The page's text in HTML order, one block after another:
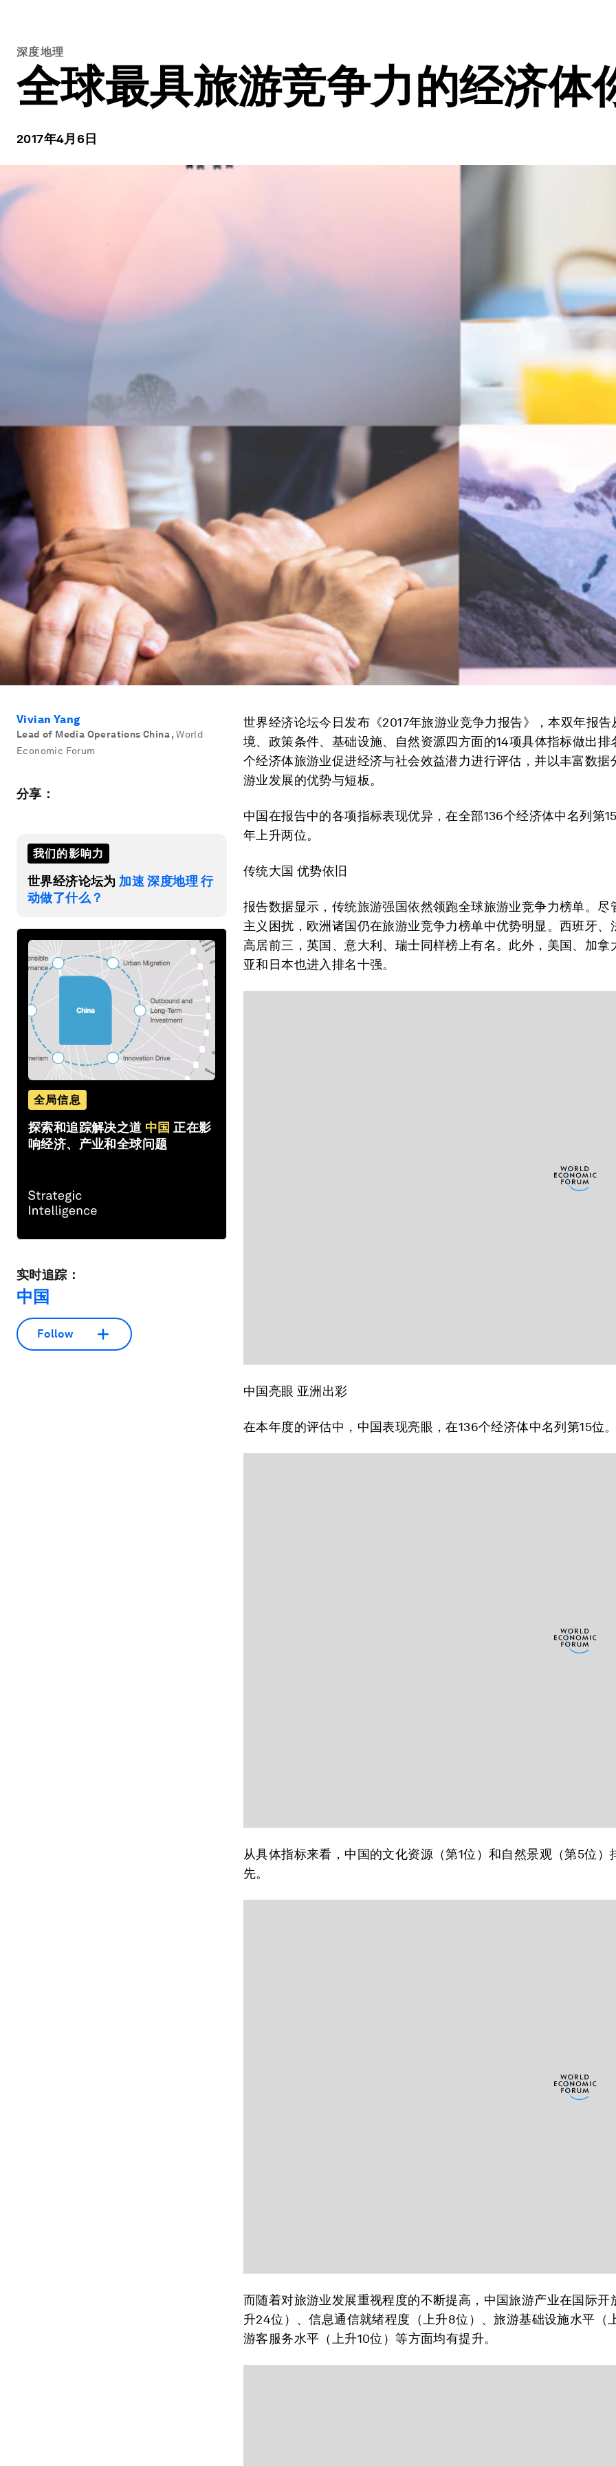
深度地理
全球最具旅游竞争力的经济体
2017年4月6日
Vivian Yang
Lead of Media Operations China, World
Economic Forum
分享：
我们的影响力
世界经济论坛为 加速 深度地理 行
动做了什么？
全局信息
探索和追踪解决之道 中国 正在影
响经济、产业和全球问题
实时追踪：
中国
Follow
世界经济论坛今日发布《2017年旅游业竞争力报告》，本双年报告
境、政策条件、基础设施、自然资源四方面的14项具体指标做出排
个经济体旅游业促进经济与社会效益潜力进行评估，并以丰富数据
游业发展的优势与短板。
中国在报告中的各项指标表现优异，在全部136个经济体中名列第
年上升两位。
传统大国 优势依旧
报告数据显示，传统旅游强国依然领跑全球旅游业竞争力榜单。尽
主义困扰，欧洲诸国仍在旅游业竞争力榜单中优势明显。西班牙、
高居前三，英国、意大利、瑞士同样榜上有名。此外，美国、加拿
亚和日本也进入排名十强。
中国亮眼 亚洲出彩
在本年度的评估中，中国表现亮眼，在136个经济体中名列第15位
从具体指标来看，中国的文化资源（第1位）和自然景观（第5位）
先。
而随着对旅游业发展重视程度的不断提高，中国旅游产业在国际开
升24位）、信息通信就绪程度（上升8位）、旅游基础设施水平（
游客服务水平（上升10位）等方面均有提升。